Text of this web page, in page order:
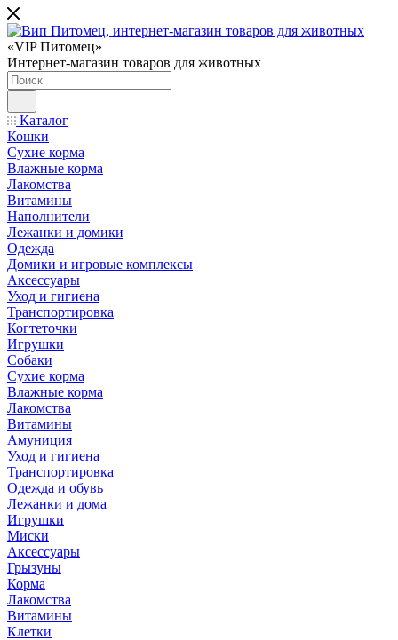
«VIP Питомец»
Интернет-магазин товаров для животных
Каталог
Кошки
Сухие корма
Влажные корма
Лакомства
Витамины
Наполнители
Лежанки и домики
Одежда
Домики и игровые комплексы
Аксессуары
Уход и гигиена
Транспортировка
Когтеточки
Игрушки
Собаки
Сухие корма
Влажные корма
Лакомства
Витамины
Амуниция
Уход и гигиена
Транспортировка
Одежда и обувь
Лежанки и дома
Игрушки
Миски
Аксессуары
Грызуны
Корма
Лакомства
Витамины
Клетки